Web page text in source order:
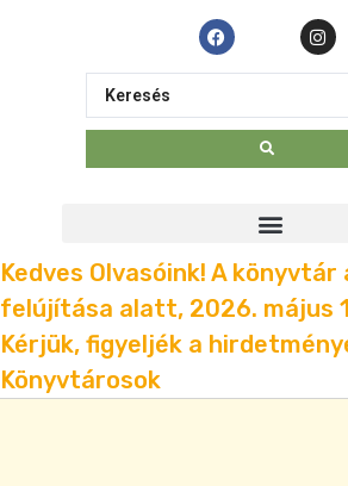
Kedves Olvasóink! A
felújítása alatt, 2026. május
Kérjük, figyeljék a
Könyvtárosok